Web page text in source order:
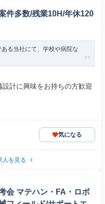
件多数/残業10H/年休120
る当社にて、学校や病院な
計に興味をお持ちの方歓迎
気になる
人を見る
会 マテハン・FA・ロボ